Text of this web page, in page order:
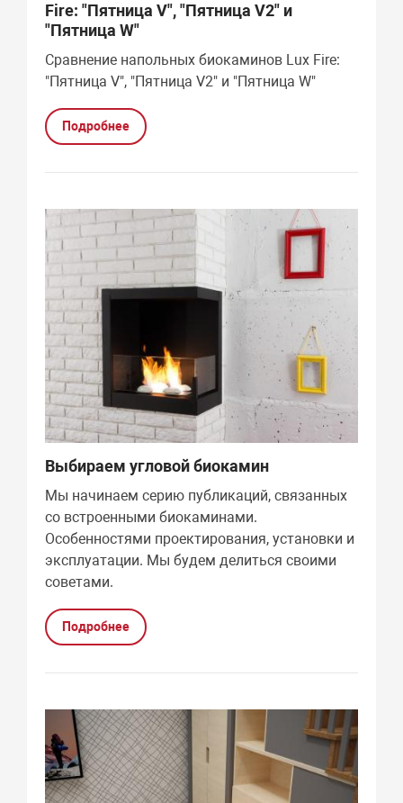
Fire: "Пятница V", "Пятница V2" и
"Пятница W"
Сравнение напольных биокаминов Lux Fire:
"Пятница V", "Пятница V2" и "Пятница W"
Подробнее
Выбираем угловой биокамин
Мы начинаем серию публикаций, связанных
со встроенными биокаминами.
Особенностями проектирования, установки и
эксплуатации. Мы будем делиться своими
советами.
Подробнее